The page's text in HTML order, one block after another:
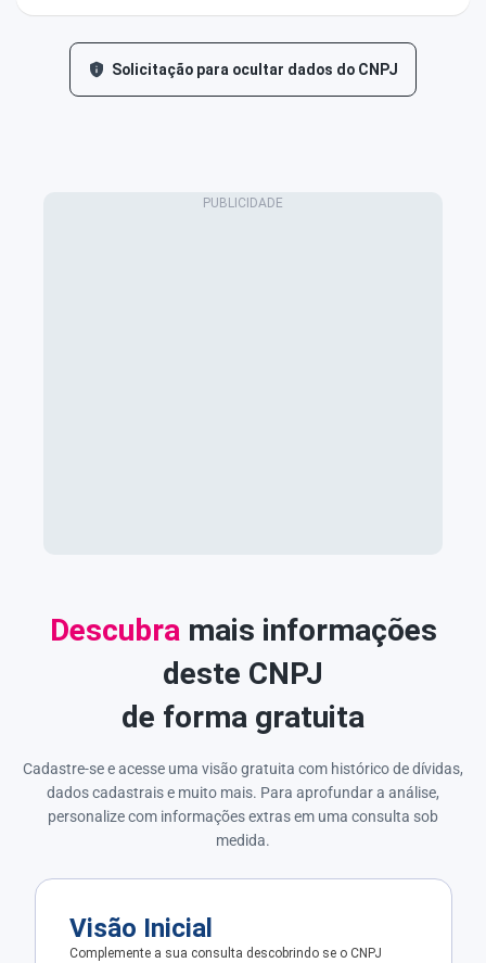
Solicitação para ocultar dados do CNPJ
Descubra mais informações
deste CNPJ
de forma gratuita
Cadastre-se e acesse uma visão gratuita com histórico de dívidas,
dados cadastrais e muito mais. Para aprofundar a análise,
personalize com informações extras em uma consulta sob
medida.
Visão Inicial
Complemente a sua consulta descobrindo se o CNPJ